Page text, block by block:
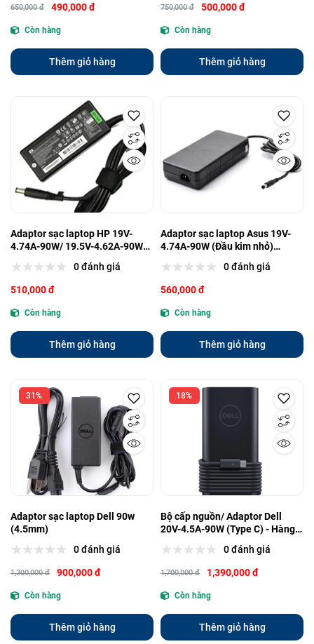
650,000 đ 490,000 đ
Còn hàng
Thêm giỏ hàng
750,000 đ 500,000 đ
Còn hàng
Thêm giỏ hàng
Adaptor sạc laptop HP 19V-
4.74A-90W/ 19.5V-4.62A-90W
(NQ)
0 đánh giá
510,000 đ
Còn hàng
Thêm giỏ hàng
Adaptor sạc laptop Asus 19V-
4.74A-90W (Đầu kim nhỏ)
0 đánh giá
560,000 đ
Còn hàng
Thêm giỏ hàng
31%
Adaptor sạc laptop Dell 90w
(4.5mm)
0 đánh giá
1,300,000 đ 900,000 đ
Còn hàng
Thêm giỏ hàng
18%
Bộ cấp nguồn/ Adaptor Dell
20V-4.5A-90W (Type C) - Hàng
0 đánh giá
1,700,000 đ 1,390,000 đ
Còn hàng
Thêm giỏ hàng